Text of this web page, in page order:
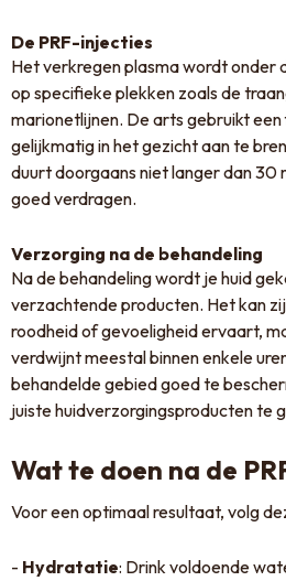
De PRF-injecties
Het verkregen plasma wordt onder
op specifieke plekken zoals de
marionetlijnen. De arts gebruikt
gelijkmatig in het gezicht aan te
duurt doorgaans niet langer dan 30
goed verdragen.
Verzorging na de behandeling
Na de behandeling wordt je huid
verzachtende producten. Het kan
roodheid of gevoeligheid ervaart,
verdwijnt meestal binnen enkele
behandelde gebied goed te
juiste huidverzorgingsproducten te
Wat te doen na de
Voor een optimaal resultaat, volg
Hydratatie: Drink voldoende